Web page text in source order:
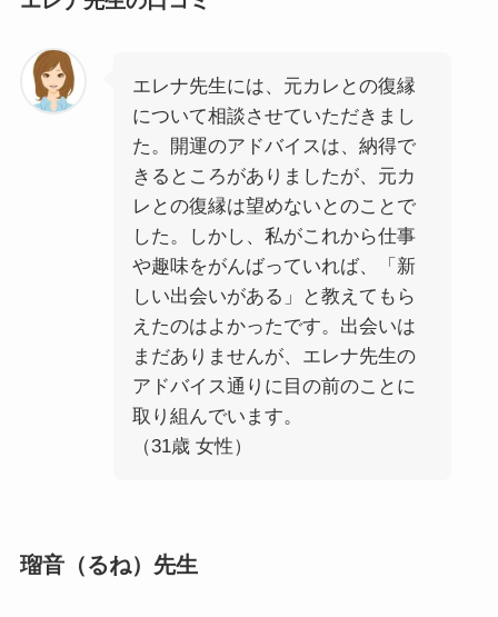
エレナ先生には、元カレとの復縁
について相談させていただきまし
た。開運のアドバイスは、納得で
きるところがありましたが、元カ
レとの復縁は望めないとのことで
した。しかし、私がこれから仕事
や趣味をがんばっていれば、「新
しい出会いがある」と教えてもら
えたのはよかったです。出会いは
まだありませんが、エレナ先生の
アドバイス通りに目の前のことに
取り組んでいます。
（31歳 女性）
瑠音（るね）先生